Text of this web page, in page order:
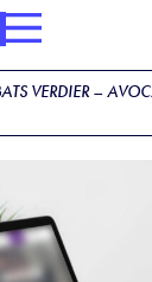
VERDIER –